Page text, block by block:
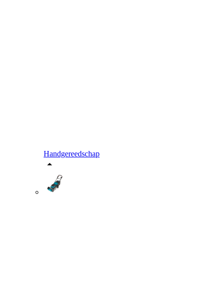
Handgereedschap